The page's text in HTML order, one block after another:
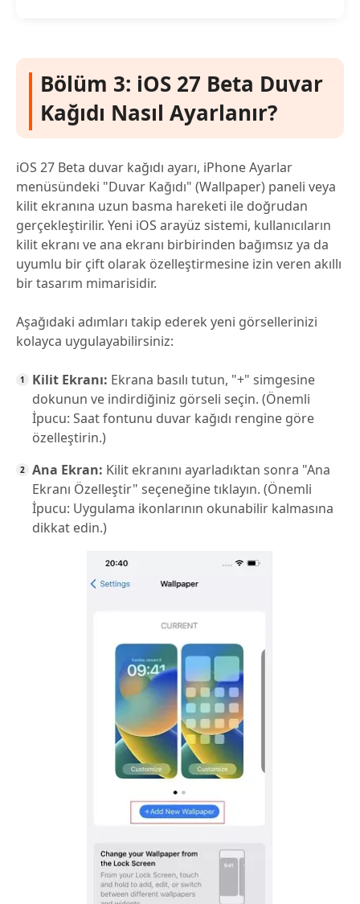
Bölüm 3: iOS 27 Beta Duvar
Kağıdı Nasıl Ayarlanır?
iOS 27 Beta duvar kağıdı ayarı, iPhone Ayarlar
menüsündeki "Duvar Kağıdı" (Wallpaper) paneli veya
kilit ekranına uzun basma hareketi ile doğrudan
gerçekleştirilir. Yeni iOS arayüz sistemi, kullanıcıların
kilit ekranı ve ana ekranı birbirinden bağımsız ya da
uyumlu bir çift olarak özelleştirmesine izin veren akıllı
bir tasarım mimarisidir.
Aşağıdaki adımları takip ederek yeni görsellerinizi
kolayca uygulayabilirsiniz:
Kilit Ekranı: Ekrana basılı tutun, "+" simgesine
dokunun ve indirdiğiniz görseli seçin. (Önemli
İpucu: Saat fontunu duvar kağıdı rengine göre
özelleştirin.)
Ana Ekran: Kilit ekranını ayarladıktan sonra "Ana
Ekranı Özelleştir" seçeneğine tıklayın. (Önemli
İpucu: Uygulama ikonlarının okunabilir kalmasına
dikkat edin.)